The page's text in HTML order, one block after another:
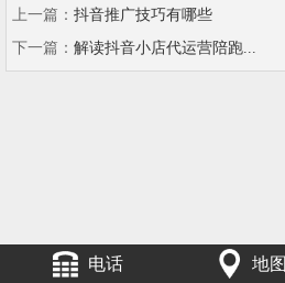
上一篇： 抖音推广技巧有哪些
下一篇： 解读抖音小店代运营陪跑...
电话 地图